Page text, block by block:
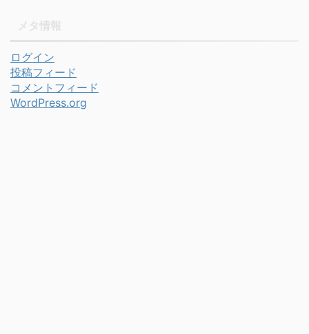
ログイン
投稿フィード
コメントフィード
WordPress.org